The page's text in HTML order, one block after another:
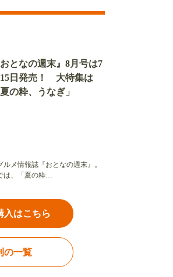
おとなの週末』8月号は7
15日発売！ 大特集は
夏の粋、うなぎ」
メ情報誌『おとなの週末』。
は、「夏の粋…
入はこちら
の一覧